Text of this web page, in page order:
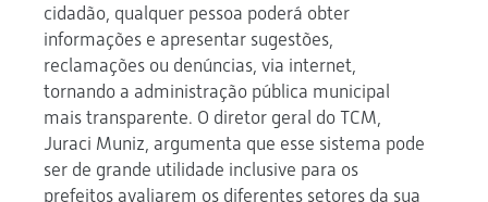
cidadão, qualquer pessoa poderá obter
informações e apresentar sugestões,
reclamações ou denúncias, via internet,
tornando a administração pública municipal
mais transparente. O diretor geral do TCM,
Juraci Muniz, argumenta que esse sistema pode
ser de grande utilidade inclusive para os
prefeitos avaliarem os diferentes setores da sua